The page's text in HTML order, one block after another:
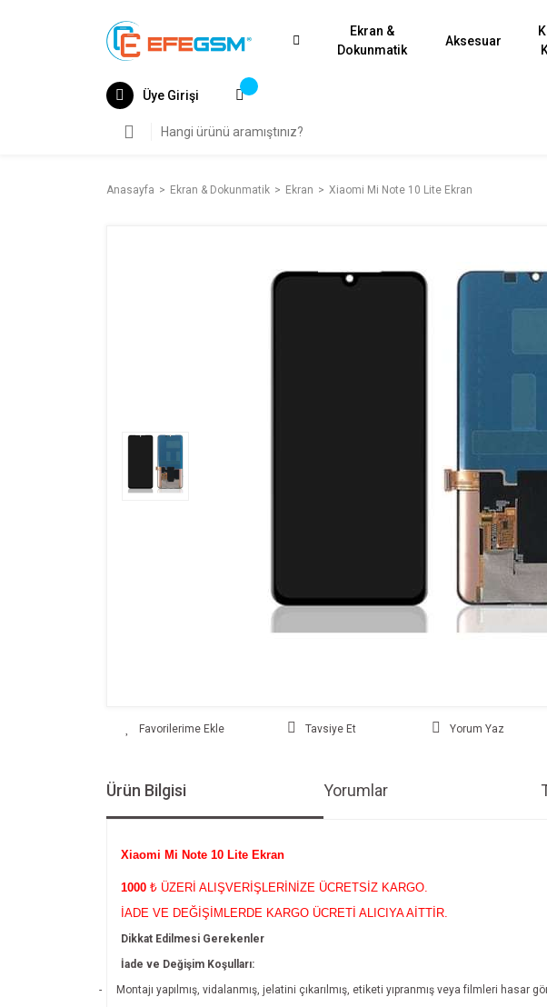
Ekran &
Dokunmatik
Aksesuar
Üye Girişi
Anasayfa Ekran & Dokunmatik Ekran Xiaomi Mi Note 10 Lite Ekran
Tavsiye Et Yorum Yaz
Ürün Bilgisi Yorumlar
Xiaomi Mi Note 10 Lite Ekran
1000 ₺ ÜZERİ ALIŞVERİŞLERİNİZE ÜCRETSİZ KARGO.
İADE VE DEĞİŞİMLERDE KARGO ÜCRETİ ALICIYA AİTTİR.
Dikkat Edilmesi Gerekenler
İade ve Değişim Koşulları:
-
Montajı yapılmış, vidalanmış, jelatini çıkarılmış, etiketi yıpranmış veya filmleri